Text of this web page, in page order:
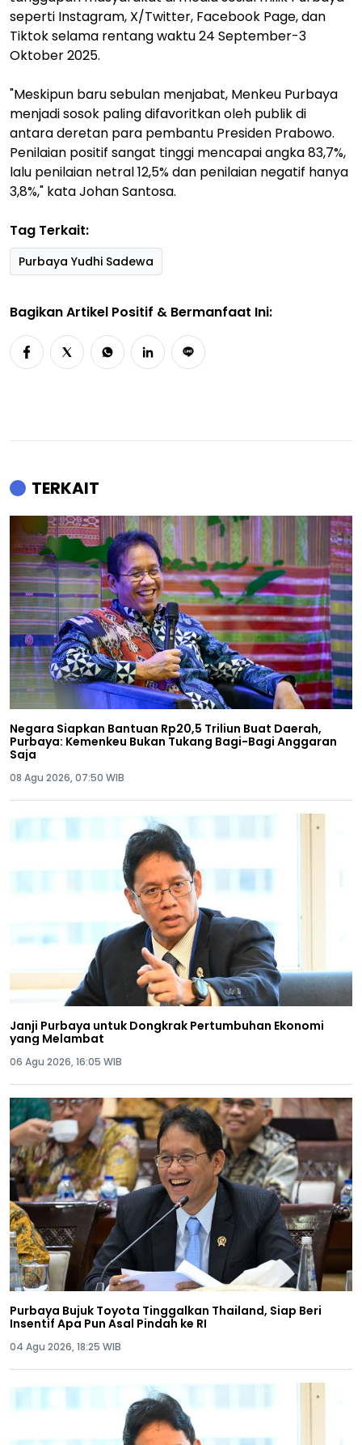
seperti Instagram, X/Twitter, Facebook Page, dan
Tiktok selama rentang waktu 24 September-3
Oktober 2025.
"Meskipun baru sebulan menjabat, Menkeu Purbaya
menjadi sosok paling difavoritkan oleh publik di
antara deretan para pembantu Presiden Prabowo.
Penilaian positif sangat tinggi mencapai angka 83,7%,
lalu penilaian netral 12,5% dan penilaian negatif hanya
3,8%," kata Johan Santosa.
Tag Terkait:
Purbaya Yudhi Sadewa
Bagikan Artikel Positif & Bermanfaat Ini:
TERKAIT
Negara Siapkan Bantuan Rp20,5 Triliun Buat Daerah,
Purbaya: Kemenkeu Bukan Tukang Bagi-Bagi Anggaran
Saja
08 Agu 2026, 07:50 WIB
Janji Purbaya untuk Dongkrak Pertumbuhan Ekonomi
yang Melambat
06 Agu 2026, 16:05 WIB
Purbaya Bujuk Toyota Tinggalkan Thailand, Siap Beri
Insentif Apa Pun Asal Pindah ke RI
04 Agu 2026, 18:25 WIB